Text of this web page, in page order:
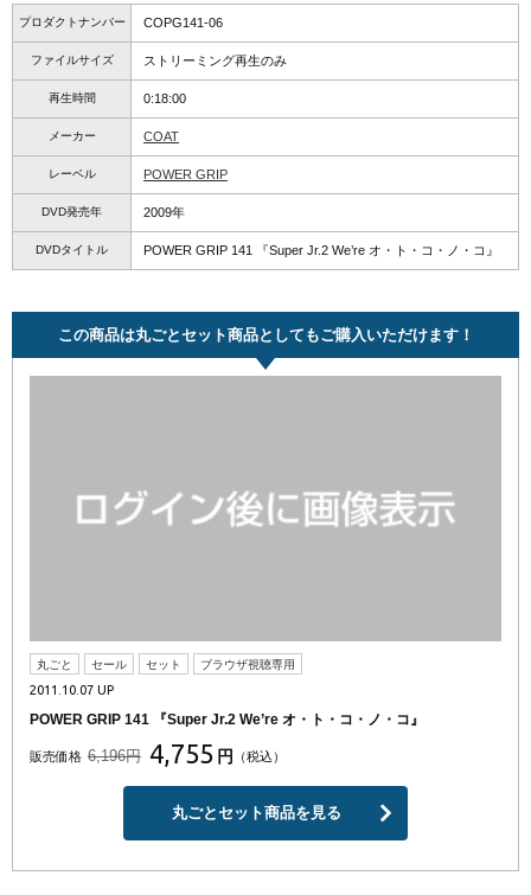
プロダクトナンバー COPG141-06
ファイルサイズ ストリーミング再生のみ
再生時間 0:18:00
メーカー COAT
レーベル POWER GRIP
DVD発売年 2009年
DVDタイトル POWER GRIP 141 『Super Jr.2 We’re オ・ト・コ・ノ・コ』
この商品は丸ごとセット商品としてもご購入いただけます！
丸ごと セール セット ブラウザ視聴専用
2011.10.07 UP
POWER GRIP 141 『Super Jr.2 We’re オ・ト・コ・ノ・コ』
販売価格 6,196円 4,755 円 （税込）
丸ごとセット商品を見る